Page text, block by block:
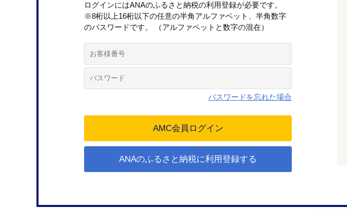
ログインにはANAのふるさと納税の利用登録が必要です。
※8桁以上16桁以下の任意の半角アルファベット、半角数字
のパスワードです。 （アルファベットと数字の混在）
パスワードを忘れた場合
ANAのふるさと納税に利用登録する